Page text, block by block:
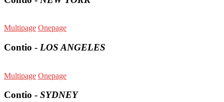
Multipage Onepage
Contio - LOS ANGELES
Multipage Onepage
Contio - SYDNEY